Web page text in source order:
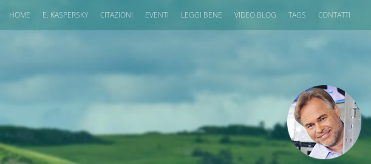
HOME E. KASPERSKY CITAZIONI EVENTI LEGGI BENE VIDEO BLOG TAGS CONTATTI